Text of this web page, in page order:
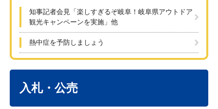
知事記者会見「楽しすぎるぞ岐阜！岐阜県アウトドア
観光キャンペーンを実施」他
熱中症を予防しましょう
入札・公売